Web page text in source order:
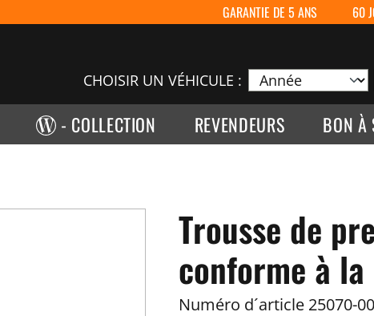
GARANTIE DE 5 ANS 60
CHOISIR UN VÉHICULE :
- COLLECTION REVENDEURS BON À
Trousse de
conforme à la
Numéro d´article 25070-